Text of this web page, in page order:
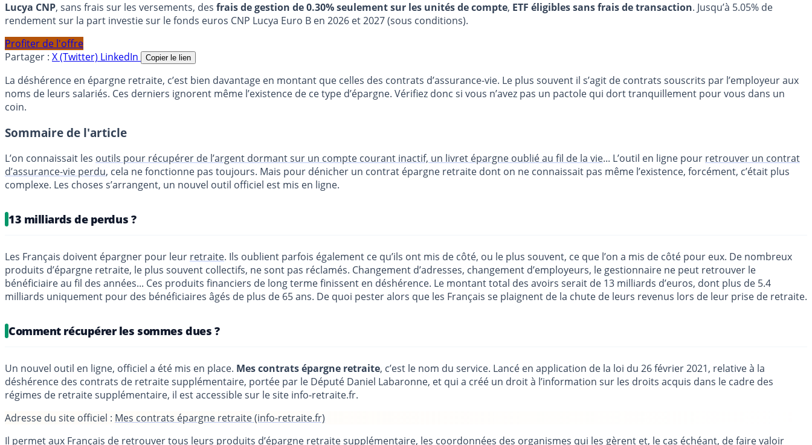
Lucya CNP, sans frais sur les versements, des frais de gestion de 0.30% seulement sur les unités de compte, ETF éligibles sans frais de transaction. Jusqu’à 5.05% de
rendement sur la part investie sur le fonds euros CNP Lucya Euro B en 2026 et 2027 (sous conditions).
Profiter de l'offre
Partager : X (Twitter) LinkedIn Copier le lien
La déshérence en épargne retraite, c’est bien davantage en montant que celles des contrats d’assurance-vie. Le plus souvent il s’agit de contrats souscrits par l’employeur aux
noms de leurs salariés. Ces derniers ignorent même l’existence de ce type d’épargne. Vérifiez donc si vous n’avez pas un pactole qui dort tranquillement pour vous dans un
coin.
Sommaire de l'article
L’on connaissait les outils pour récupérer de l’argent dormant sur un compte courant inactif, un livret épargne oublié au fil de la vie... L’outil en ligne pour retrouver un contrat
d’assurance-vie perdu, cela ne fonctionne pas toujours. Mais pour dénicher un contrat épargne retraite dont on ne connaissait pas même l’existence, forcément, c’était plus
complexe. Les choses s’arrangent, un nouvel outil officiel est mis en ligne.
13 milliards de perdus ?
Les Français doivent épargner pour leur retraite. Ils oublient parfois également ce qu’ils ont mis de côté, ou le plus souvent, ce que l’on a mis de côté pour eux. De nombreux
produits d’épargne retraite, le plus souvent collectifs, ne sont pas réclamés. Changement d’adresses, changement d’employeurs, le gestionnaire ne peut retrouver le
bénéficiaire au fil des années... Ces produits financiers de long terme finissent en déshérence. Le montant total des avoirs serait de 13 milliards d’euros, dont plus de 5.4
milliards uniquement pour des bénéficiaires âgés de plus de 65 ans. De quoi pester alors que les Français se plaignent de la chute de leurs revenus lors de leur prise de retraite.
Comment récupérer les sommes dues ?
Un nouvel outil en ligne, officiel a été mis en place. Mes contrats épargne retraite, c’est le nom du service. Lancé en application de la loi du 26 février 2021, relative à la
déshérence des contrats de retraite supplémentaire, portée par le Député Daniel Labaronne, et qui a créé un droit à l’information sur les droits acquis dans le cadre des
régimes de retraite supplémentaire, il est accessible sur le site info-retraite.fr.
Adresse du site officiel : Mes contrats épargne retraite (info-retraite.fr)
Il permet aux Français de retrouver tous leurs produits d’épargne retraite supplémentaire, les coordonnées des organismes qui les gèrent et, le cas échéant, de faire valoir